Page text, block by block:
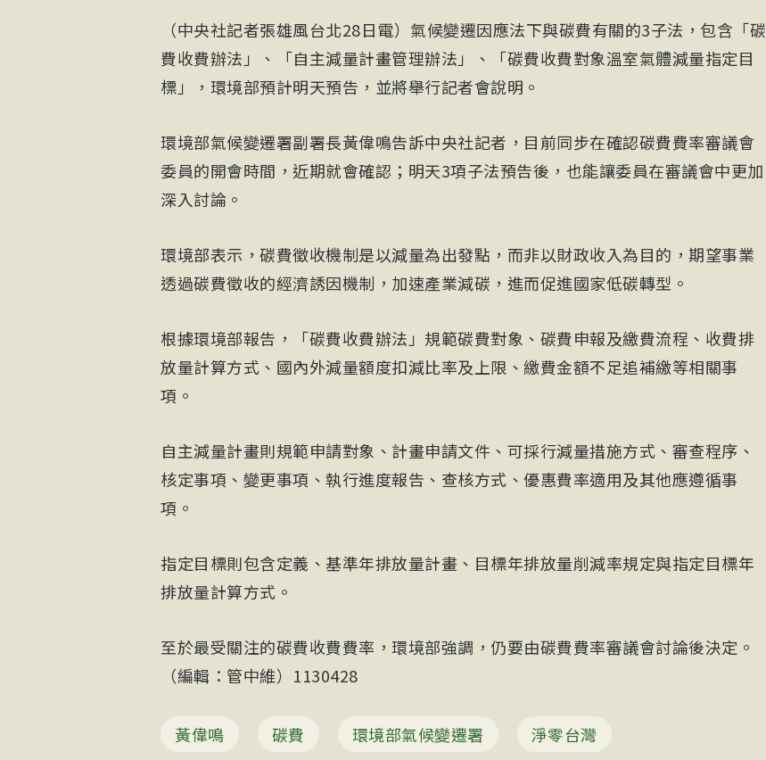
（中央社記者張雄風台北28日電）氣候變遷因應法下與碳費有關的3子法，包含「碳
費收費辦法」、「自主減量計畫管理辦法」、「碳費收費對象溫室氣體減量指定目
標」，環境部預計明天預告，並將舉行記者會說明。
環境部氣候變遷署副署長黃偉鳴告訴中央社記者，目前同步在確認碳費費率審議會
委員的開會時間，近期就會確認；明天3項子法預告後，也能讓委員在審議會中更加
深入討論。
環境部表示，碳費徵收機制是以減量為出發點，而非以財政收入為目的，期望事業
透過碳費徵收的經濟誘因機制，加速產業減碳，進而促進國家低碳轉型。
根據環境部報告，「碳費收費辦法」規範碳費對象、碳費申報及繳費流程、收費排
放量計算方式、國內外減量額度扣減比率及上限、繳費金額不足追補繳等相關事
項。
自主減量計畫則規範申請對象、計畫申請文件、可採行減量措施方式、審查程序、
核定事項、變更事項、執行進度報告、查核方式、優惠費率適用及其他應遵循事
項。
指定目標則包含定義、基準年排放量計畫、目標年排放量削減率規定與指定目標年
排放量計算方式。
至於最受關注的碳費收費費率，環境部強調，仍要由碳費費率審議會討論後決定。
（編輯：管中維）1130428
黃偉鳴 碳費 環境部氣候變遷署
淨零台灣